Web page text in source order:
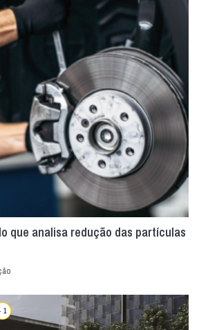
que analisa redução das partículas
1